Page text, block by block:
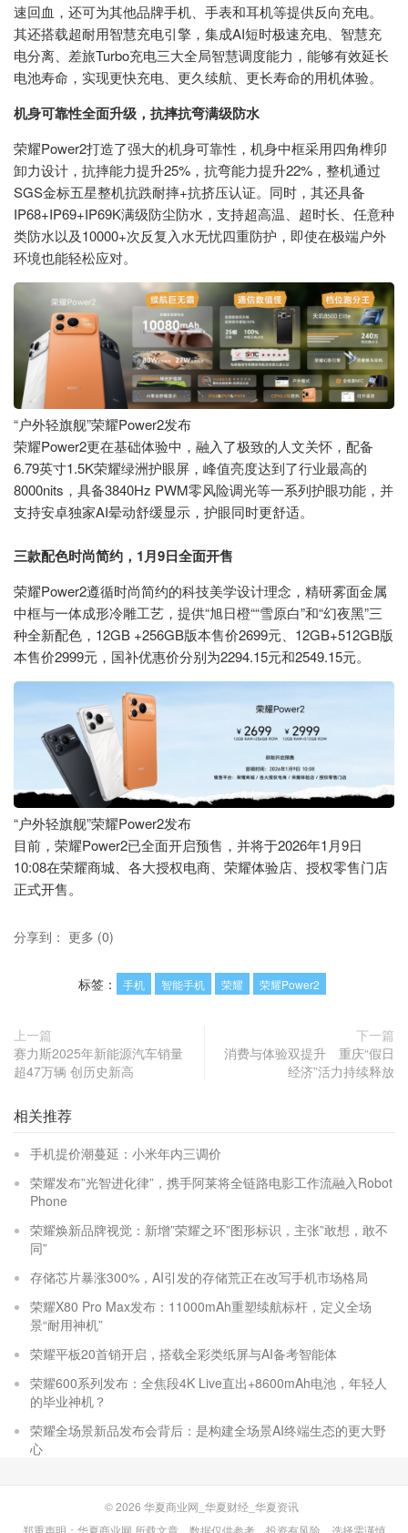
速回血，还可为其他品牌手机、手表和耳机等提供反向充电。
其还搭载超耐用智慧充电引擎，集成AI短时极速充电、智慧充
电分离、差旅Turbo充电三大全局智慧调度能力，能够有效延长
电池寿命，实现更快充电、更久续航、更长寿命的用机体验。
机身可靠性全面升级，抗摔抗弯满级防水
荣耀Power2打造了强大的机身可靠性，机身中框采用四角榫卯
卸力设计，抗摔能力提升25%，抗弯能力提升22%，整机通过
SGS金标五星整机抗跌耐摔+抗挤压认证。同时，其还具备
IP68+IP69+IP69K满级防尘防水，支持超高温、超时长、任意种
类防水以及10000+次反复入水无忧四重防护，即使在极端户外
环境也能轻松应对。
“户外轻旗舰”荣耀Power2发布
荣耀Power2更在基础体验中，融入了极致的人文关怀，配备
6.79英寸1.5K荣耀绿洲护眼屏，峰值亮度达到了行业最高的
8000nits，具备3840Hz PWM零风险调光等一系列护眼功能，并
支持安卓独家AI晕动舒缓显示，护眼同时更舒适。
三款配色时尚简约，1月9日全面开售
荣耀Power2遵循时尚简约的科技美学设计理念，精研雾面金属
中框与一体成形冷雕工艺，提供“旭日橙““雪原白”和“幻夜黑”三
种全新配色，12GB +256GB版本售价2699元、12GB+512GB版
本售价2999元，国补优惠价分别为2294.15元和2549.15元。
“户外轻旗舰”荣耀Power2发布
目前，荣耀Power2已全面开启预售，并将于2026年1月9日
10:08在荣耀商城、各大授权电商、荣耀体验店、授权零售门店
正式开售。
分享到： 更多 (0)
标签： 手机 智能手机 荣耀 荣耀Power2
上一篇
赛力斯2025年新能源汽车销量
超47万辆 创历史新高
下一篇
消费与体验双提升 重庆“假日
经济”活力持续释放
相关推荐
手机提价潮蔓延：小米年内三调价
荣耀发布”光智进化律”，携手阿莱将全链路电影工作流融入Robot
Phone
荣耀焕新品牌视觉：新增”荣耀之环”图形标识，主张”敢想，敢不
同”
存储芯片暴涨300%，AI引发的存储荒正在改写手机市场格局
荣耀X80 Pro Max发布：11000mAh重塑续航标杆，定义全场
景“耐用神机”
荣耀平板20首销开启，搭载全彩类纸屏与AI备考智能体
荣耀600系列发布：全焦段4K Live直出+8600mAh电池，年轻人
的毕业神机？
荣耀全场景新品发布会背后：是构建全场景AI终端生态的更大野
心
© 2026 华夏商业网_华夏财经_华夏资讯